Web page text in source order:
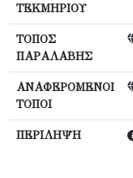
ΤΕΚΜΗΡΙΟΥ
ΤΟΠΟΣ
ΠΑΡΑΛΑΒΗΣ
ΑΝΑΦΕΡΟΜΕΝΟΙ
ΤΟΠΟΙ
ΠΕΡΙΛΗΨΗ